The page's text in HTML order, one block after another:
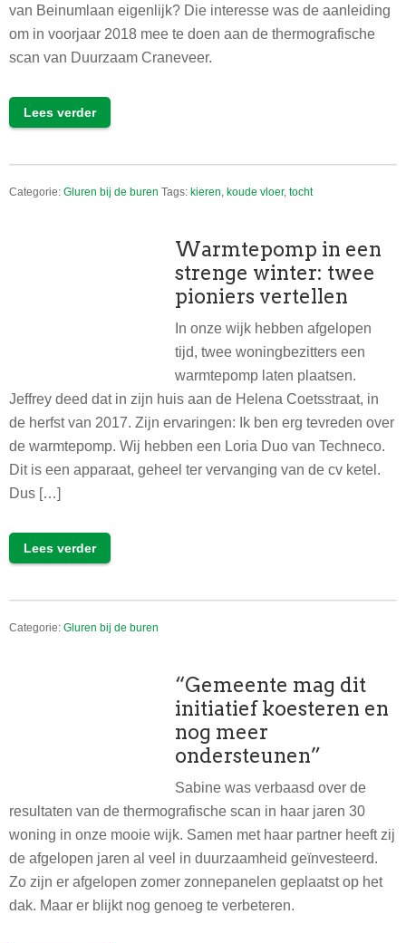
van Beinumlaan eigenlijk? Die interesse was de aanleiding
om in voorjaar 2018 mee te doen aan de thermografische
scan van Duurzaam Craneveer.
Lees verder
Categorie: Gluren bij de buren Tags: kieren, koude vloer, tocht
Warmtepomp in een
strenge winter: twee
pioniers vertellen
In onze wijk hebben afgelopen
tijd, twee woningbezitters een
warmtepomp laten plaatsen.
Jeffrey deed dat in zijn huis aan de Helena Coetsstraat, in
de herfst van 2017. Zijn ervaringen: Ik ben erg tevreden over
de warmtepomp. Wij hebben een Loria Duo van Techneco.
Dit is een apparaat, geheel ter vervanging van de cv ketel.
Dus […]
Lees verder
Categorie: Gluren bij de buren
“Gemeente mag dit
initiatief koesteren en
nog meer
ondersteunen”
Sabine was verbaasd over de
resultaten van de thermografische scan in haar jaren 30
woning in onze mooie wijk. Samen met haar partner heeft zij
de afgelopen jaren al veel in duurzaamheid geïnvesteerd.
Zo zijn er afgelopen zomer zonnepanelen geplaatst op het
dak. Maar er blijkt nog genoeg te verbeteren.